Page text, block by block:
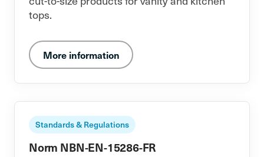
tops.
More information
Standards & Regulations
Norm NBN-EN-15286-FR